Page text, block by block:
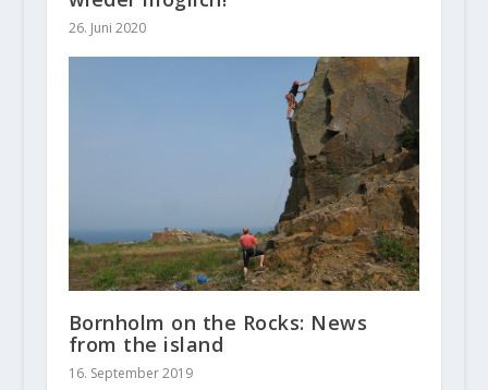
26. Juni 2020
Bornholm on the Rocks: News
from the island
16. September 2019